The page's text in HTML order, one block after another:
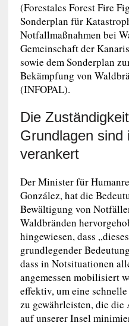
(Forestales Forest Fire
Sonderplan für
Notfallmaßnahmen bei
Gemeinschaft der
sowie dem Sonderplan
Bekämpfung von
(INFOPAL).
Die
Grundlagen sind
verankert
Der Minister für
González, hat die
Bewältigung von
Waldbränden
hingewiesen, dass
grundlegender
dass in Notsituationen
angemessen mobilisiert
effektiv, um eine
zu gewährleisten, die
auf unserer Insel